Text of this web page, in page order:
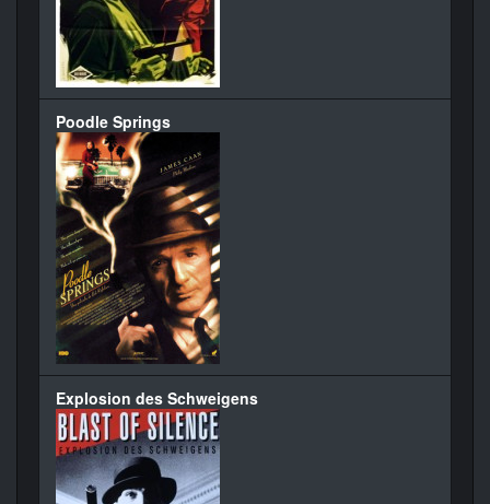
Poodle Springs
Explosion des Schweigens